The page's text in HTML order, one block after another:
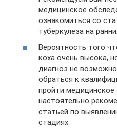
медицинское
ознакомиться со
туберкулеза на
Вероятность того
коха очень высока,
диагноз не
обраться к
пройти
настоятельно
статьей по
стадиях.